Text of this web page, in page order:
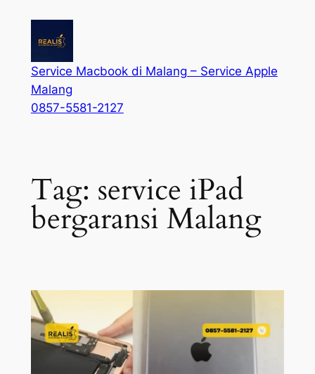
Service Macbook di Malang – Service Apple
Malang
0857-5581-2127
Tag: service iPad
bergaransi Malang